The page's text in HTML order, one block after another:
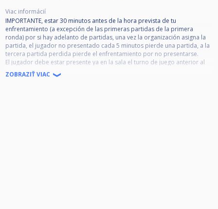
Viac informácií
IMPORTANTE, estar 30 minutos antes de la hora prevista de tu
enfrentamiento (a excepción de las primeras partidas de la primera
ronda) por si hay adelanto de partidas, una vez la organización asigna la
partida, el jugador no presentado cada 5 minutos pierde una partida, a la
tercera partida perdida pierde el enfrentamiento por no presentarse.
El jugador debe estar presente ya en la sala el turno de juego anterior al
de su enfrentamiento.
ZOBRAZIŤ VIAC